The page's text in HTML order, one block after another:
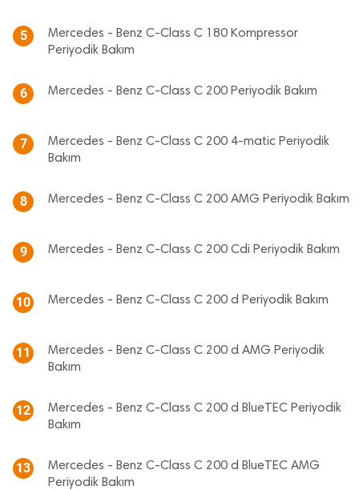
5
Mercedes - Benz C-Class C 180 Kompressor
Periyodik Bakım
6 Mercedes - Benz C-Class C 200 Periyodik Bakım
7
Mercedes - Benz C-Class C 200 4-matic Periyodik
Bakım
8 Mercedes - Benz C-Class C 200 AMG Periyodik Bakım
9 Mercedes - Benz C-Class C 200 Cdi Periyodik Bakım
10 Mercedes - Benz C-Class C 200 d Periyodik Bakım
11
Mercedes - Benz C-Class C 200 d AMG Periyodik
Bakım
12
Mercedes - Benz C-Class C 200 d BlueTEC Periyodik
Bakım
13
Mercedes - Benz C-Class C 200 d BlueTEC AMG
Periyodik Bakım